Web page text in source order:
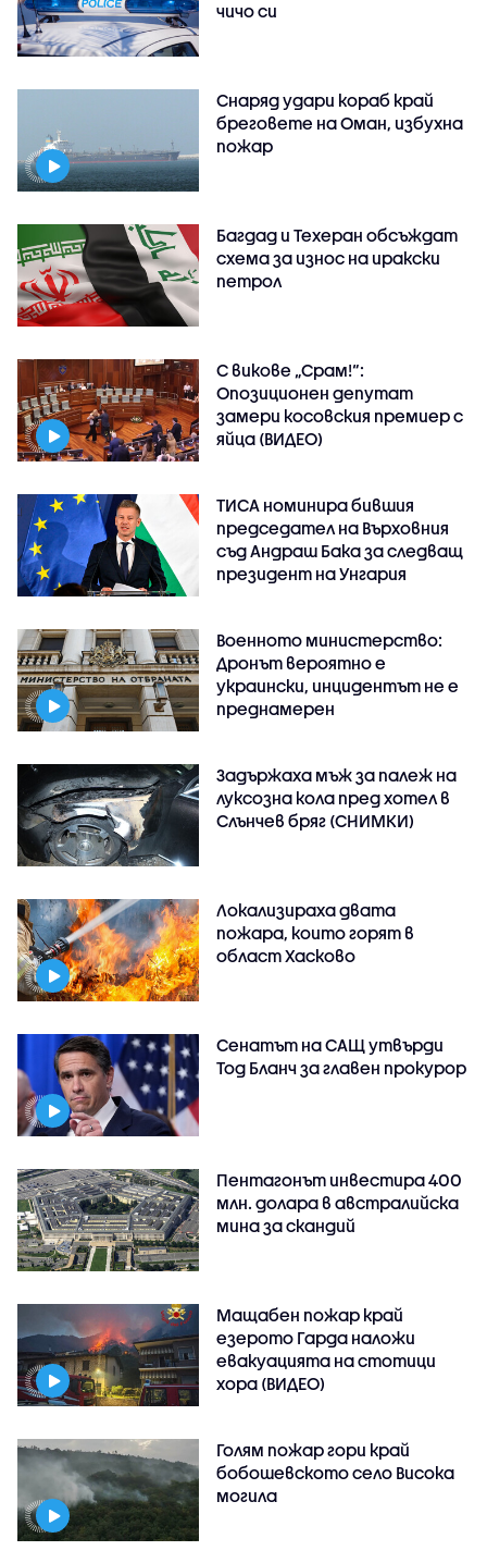
чичо си
Снаряд удари кораб край
бреговете на Оман, избухна
пожар
Багдад и Техеран обсъждат
схема за износ на иракски
петрол
С викове „Срам!“:
Опозиционен депутат
замери косовския премиер с
яйца (ВИДЕО)
ТИСА номинира бившия
председател на Върховния
съд Андраш Бака за следващ
президент на Унгария
Военното министерство:
Дронът вероятно е
украински, инцидентът не е
преднамерен
Задържаха мъж за палеж на
луксозна кола пред хотел в
Слънчев бряг (СНИМКИ)
Локализираха двата
пожара, които горят в
област Хасково
Сенатът на САЩ утвърди
Тод Бланч за главен прокурор
Пентагонът инвестира 400
млн. долара в австралийска
мина за скандий
Мащабен пожар край
езерото Гарда наложи
евакуацията на стотици
хора (ВИДЕО)
Голям пожар гори край
бобошевското село Висока
могила